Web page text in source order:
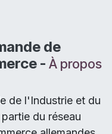
de
- À propos
de l'Industrie et du
du réseau